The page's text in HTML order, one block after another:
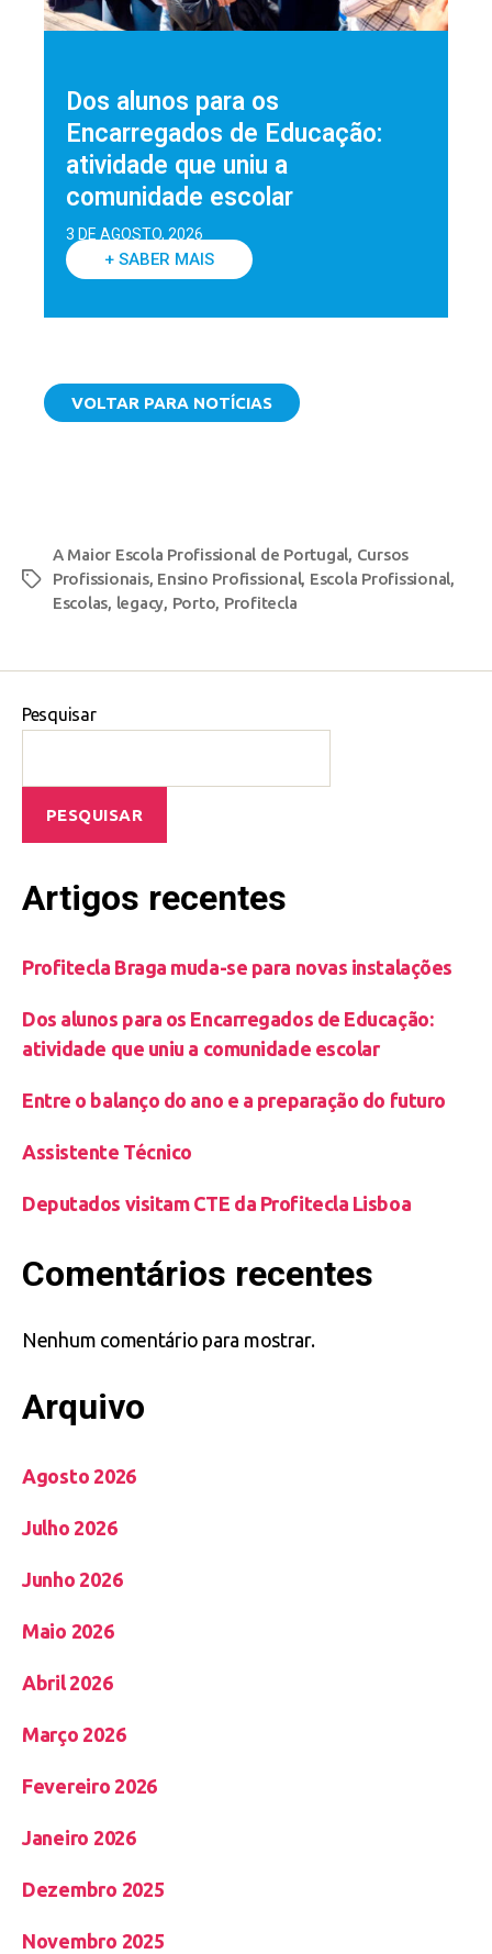
Dos alunos para os
Encarregados de Educação:
atividade que uniu a
comunidade escolar
3 DE AGOSTO, 2026
+ SABER MAIS
VOLTAR PARA NOTÍCIAS
A Maior Escola Profissional de Portugal, Cursos
Profissionais, Ensino Profissional, Escola Profissional,
Escolas, legacy, Porto, Profitecla
Pesquisar
PESQUISAR
Artigos recentes
Profitecla Braga muda-se para novas instalações
Dos alunos para os Encarregados de Educação:
atividade que uniu a comunidade escolar
Entre o balanço do ano e a preparação do futuro
Assistente Técnico
Deputados visitam CTE da Profitecla Lisboa
Comentários recentes
Nenhum comentário para mostrar.
Arquivo
Agosto 2026
Julho 2026
Junho 2026
Maio 2026
Abril 2026
Março 2026
Fevereiro 2026
Janeiro 2026
Dezembro 2025
Novembro 2025